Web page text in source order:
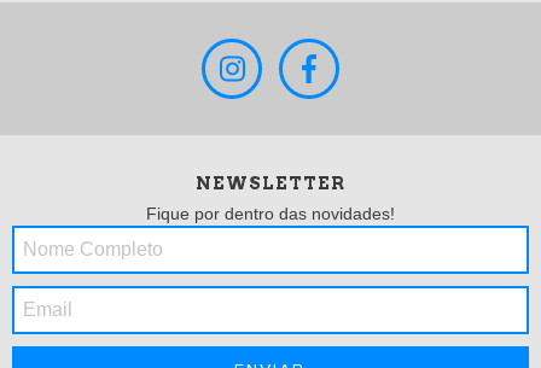
NEWSLETTER
Fique por dentro das novidades!